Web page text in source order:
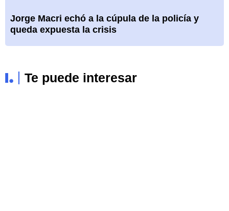
Jorge Macri echó a la cúpula de la policía y
queda expuesta la crisis
Te puede interesar